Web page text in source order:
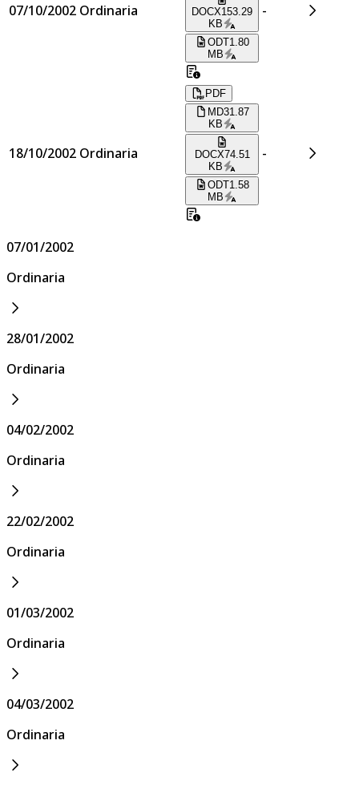
07/10/2002 Ordinaria DOCX153.29
KB
ODT1.80
MB
-
18/10/2002 Ordinaria
PDF
MD31.87
KB
DOCX74.51
KB
ODT1.58
MB
-
07/01/2002
Ordinaria
28/01/2002
Ordinaria
04/02/2002
Ordinaria
22/02/2002
Ordinaria
01/03/2002
Ordinaria
04/03/2002
Ordinaria